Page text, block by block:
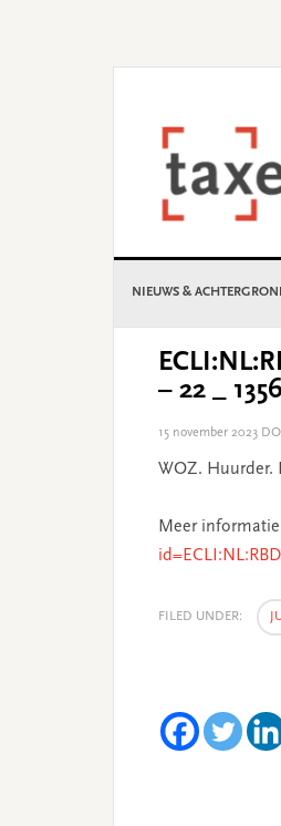
NIEUWS &
– 22 _ 1356
15 november 2023
WOZ. Huurder.
Meer
FILED UNDER: